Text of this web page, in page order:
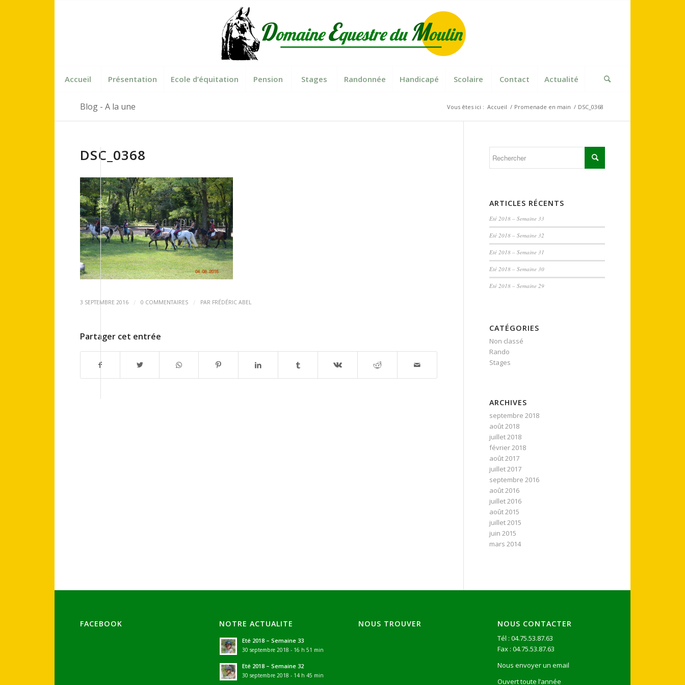
Accueil Présentation Ecole d’équitation Pension Stages Randonnée Handicapé Scolaire Contact Actualité
Blog - A la une Vous êtes ici : Accueil / Promenade en main / DSC_0368
DSC_0368
3 SEPTEMBRE 2016 / 0 COMMENTAIRES / PAR FRÉDÉRIC ABEL
Partager cet entrée
ARTICLES RÉCENTS
Eté 2018 – Semaine 33
Eté 2018 – Semaine 32
Eté 2018 – Semaine 31
Eté 2018 – Semaine 30
Eté 2018 – Semaine 29
CATÉGORIES
Non classé
Rando
Stages
ARCHIVES
septembre 2018
août 2018
juillet 2018
février 2018
août 2017
juillet 2017
septembre 2016
août 2016
juillet 2016
août 2015
juillet 2015
juin 2015
mars 2014
FACEBOOK NOTRE ACTUALITE
Eté 2018 – Semaine 33
30 septembre 2018 - 16 h 51 min
Eté 2018 – Semaine 32
30 septembre 2018 - 14 h 45 min
NOUS TROUVER NOUS CONTACTER
Tél : 04.75.53.87.63
Fax : 04.75.53.87.63
Nous envoyer un email
Ouvert toute l’année